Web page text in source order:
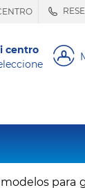
centro
para